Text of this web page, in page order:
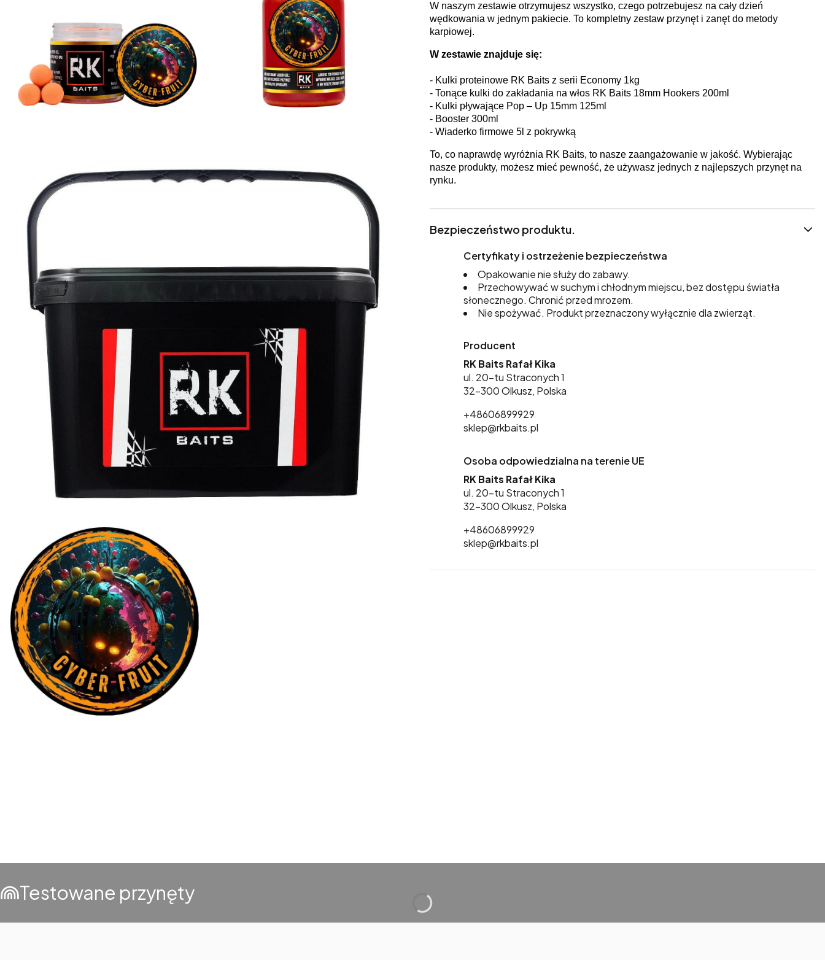
W naszym zestawie otrzymujesz wszystko, czego potrzebujesz na cały dzień
wędkowania w jednym pakiecie. To kompletny zestaw przynęt i zanęt do metody
karpiowej.
W zestawie znajduje się:
- Kulki proteinowe RK Baits z serii Economy 1kg
- Tonące kulki do zakładania na włos RK Baits 18mm Hookers 200ml
- Kulki pływające Pop – Up 15mm 125ml
- Booster 300ml
- Wiaderko firmowe 5l z pokrywką
To, co naprawdę wyróżnia RK Baits, to nasze zaangażowanie w jakość. Wybierając
nasze produkty, możesz mieć pewność, że używasz jednych z najlepszych przynęt na
rynku.
Bezpieczeństwo produktu.
Certyfikaty i ostrzeżenie bezpieczeństwa
Opakowanie nie służy do zabawy.
Przechowywać w suchym i chłodnym miejscu, bez dostępu światła
słonecznego. Chronić przed mrozem.
Nie spożywać. Produkt przeznaczony wyłącznie dla zwierząt.
Producent
RK Baits Rafał Kika
ul. 20-tu Straconych 1
32-300 Olkusz, Polska
+48606899929
sklep@rkbaits.pl
Osoba odpowiedzialna na terenie UE
RK Baits Rafał Kika
ul. 20-tu Straconych 1
32-300 Olkusz, Polska
+48606899929
sklep@rkbaits.pl
Testowane przynęty